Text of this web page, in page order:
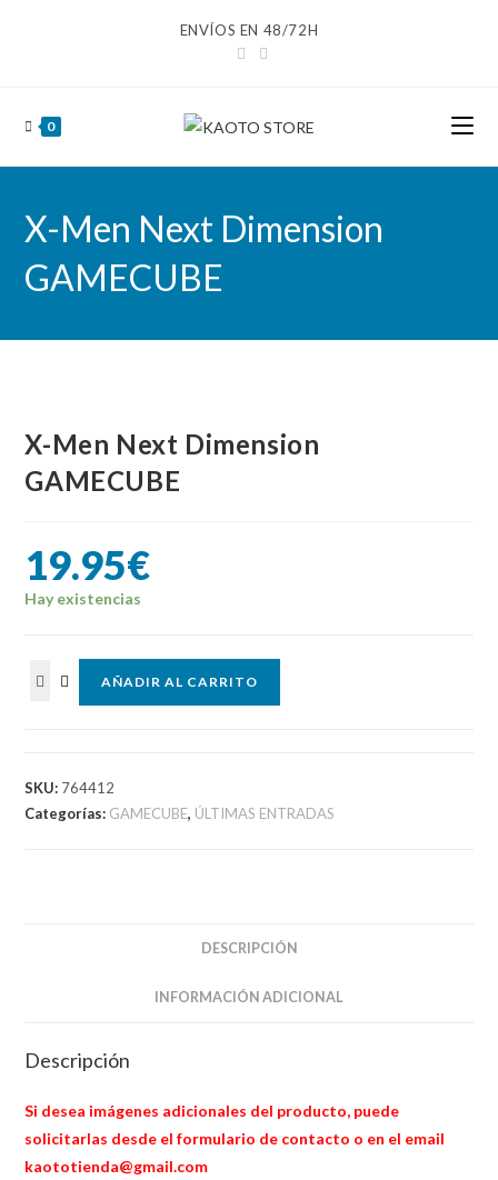
ENVÍOS EN 48/72H
0
X-Men Next Dimension
GAMECUBE
X-Men Next Dimension
GAMECUBE
19.95€
Hay existencias
GAMECUBE
cantidad
AÑADIR AL CARRITO
SKU: 764412
Categorías: GAMECUBE, ÚLTIMAS ENTRADAS
DESCRIPCIÓN
INFORMACIÓN ADICIONAL
Descripción
Si desea imágenes adicionales del producto, puede
solicitarlas desde el formulario de contacto o en el email
kaototienda@gmail.com